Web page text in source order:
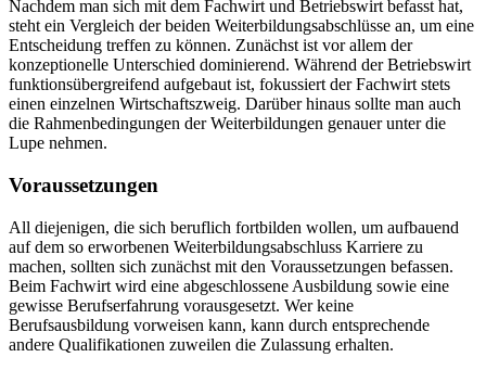
Nachdem man sich mit dem Fachwirt und Betriebswirt befasst hat,
steht ein Vergleich der beiden Weiterbildungsabschlüsse an, um eine
Entscheidung treffen zu können. Zunächst ist vor allem der
konzeptionelle Unterschied dominierend. Während der Betriebswirt
funktionsübergreifend aufgebaut ist, fokussiert der Fachwirt stets
einen einzelnen Wirtschaftszweig. Darüber hinaus sollte man auch
die Rahmenbedingungen der Weiterbildungen genauer unter die
Lupe nehmen.
Voraussetzungen
All diejenigen, die sich beruflich fortbilden wollen, um aufbauend
auf dem so erworbenen Weiterbildungsabschluss Karriere zu
machen, sollten sich zunächst mit den Voraussetzungen befassen.
Beim Fachwirt wird eine abgeschlossene Ausbildung sowie eine
gewisse Berufserfahrung vorausgesetzt. Wer keine
Berufsausbildung vorweisen kann, kann durch entsprechende
andere Qualifikationen zuweilen die Zulassung erhalten.